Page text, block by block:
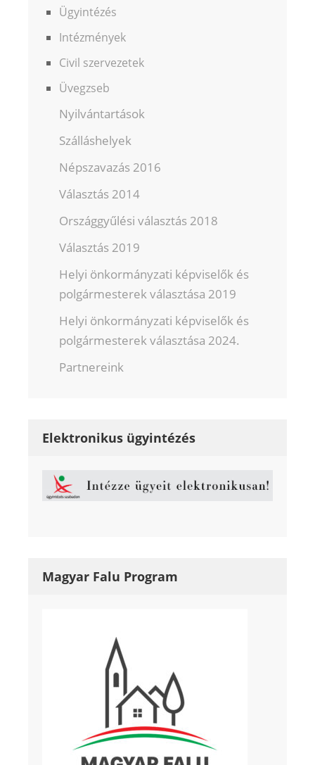
Ügyintézés
Intézmények
Civil szervezetek
Üvegzseb
Nyilvántartások
Szálláshelyek
Népszavazás 2016
Választás 2014
Országgyűlési választás 2018
Választás 2019
Helyi önkormányzati képviselők és
polgármesterek választása 2019
Helyi önkormányzati képviselők és
polgármesterek választása 2024.
Partnereink
Elektronikus ügyintézés
Magyar Falu Program